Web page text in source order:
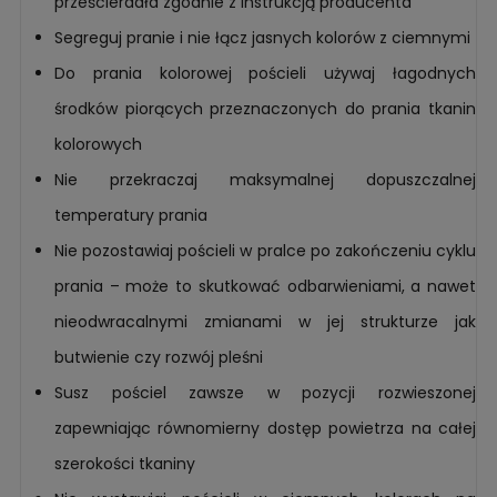
Segreguj pranie i nie łącz jasnych kolorów z ciemnymi
Do prania kolorowej pościeli używaj łagodnych
środków piorących przeznaczonych do prania tkanin
kolorowych
Nie przekraczaj maksymalnej dopuszczalnej
temperatury prania
Nie pozostawiaj pościeli w pralce po zakończeniu cyklu
prania – może to skutkować odbarwieniami, a nawet
nieodwracalnymi zmianami w jej strukturze jak
butwienie czy rozwój pleśni
Susz pościel zawsze w pozycji rozwieszonej
zapewniając równomierny dostęp powietrza na całej
szerokości tkaniny